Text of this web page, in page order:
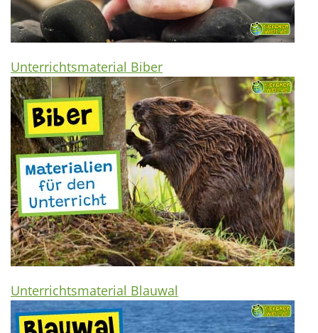
Unterrichtsmaterial Biber
Unterrichtsmaterial Blauwal